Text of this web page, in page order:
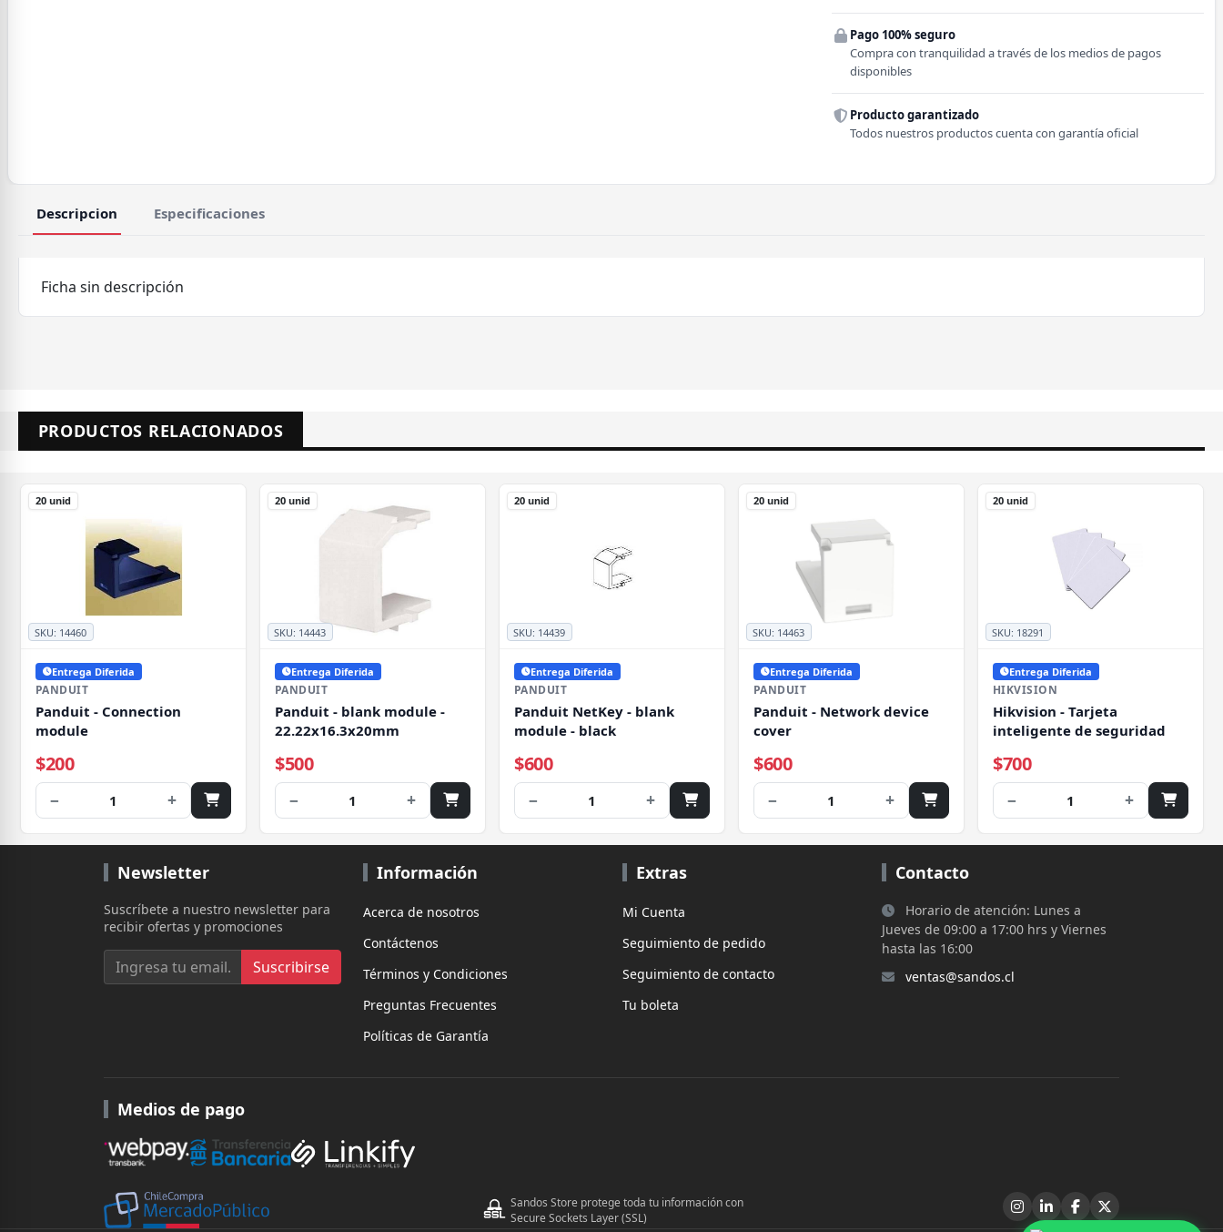
Comuna
Pago 100% seguro
Compra con tranquilidad a través de los medios de pagos
disponibles
Producto garantizado
Todos nuestros productos cuenta con garantía oficial
Descripcion Especificaciones
Ficha sin descripción
PRODUCTOS RELACIONADOS
SKU: 14460
20 unid
Entrega Diferida
PANDUIT
Panduit - Connection
module
$200
− 1 +
SKU: 14443
20 unid
Entrega Diferida
PANDUIT
Panduit - blank module -
22.22x16.3x20mm
$500
− 1 +
SKU: 14439
20 unid
Entrega Diferida
PANDUIT
Panduit NetKey - blank
module - black
$600
− 1 +
SKU: 14463
20 unid
Entrega Diferida
PANDUIT
Panduit - Network device
cover
$600
− 1 +
SKU: 18291
20 unid
Entrega Diferida
HIKVISION
Hikvision - Tarjeta
inteligente de seguridad
$700
− 1 +
Newsletter
Suscríbete a nuestro newsletter para
recibir ofertas y promociones
Suscribirse
Información
Acerca de nosotros
Contáctenos
Términos y Condiciones
Preguntas Frecuentes
Políticas de Garantía
Extras
Mi Cuenta
Seguimiento de pedido
Seguimiento de contacto
Tu boleta
Contacto
Horario de atención: Lunes a
Jueves de 09:00 a 17:00 hrs y Viernes
hasta las 16:00
ventas@sandos.cl
Medios de pago
Sandos Store protege toda tu información con
Secure Sockets Layer (SSL)